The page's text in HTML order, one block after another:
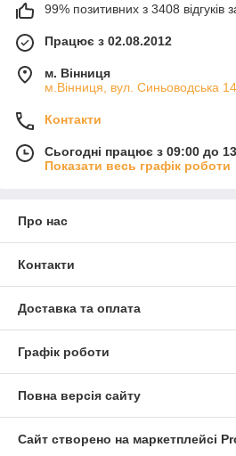
99% позитивних з 3408 відгуків
Працює з 02.08.2012
м. Вінниця
м.Вінниця, вул. Синьоводська
Контакти
Сьогодні працює з 09:00 до
Показати весь графік роботи
Про нас
Контакти
Доставка та оплата
Графік роботи
Повна версія сайту
Сайт створено на маркетплейсі